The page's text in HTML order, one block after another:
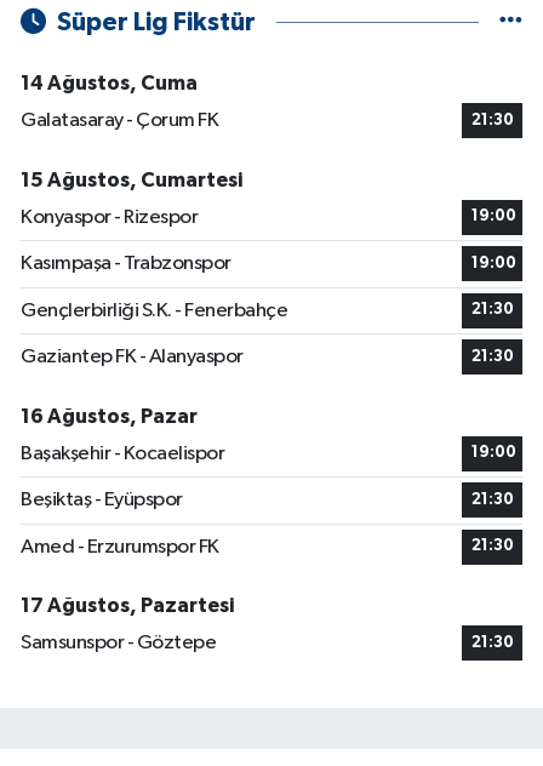
Süper Lig Fikstür
14 Ağustos, Cuma
Galatasaray - Çorum FK
21:30
15 Ağustos, Cumartesi
Konyaspor - Rizespor
19:00
Kasımpaşa - Trabzonspor 19:00
Gençlerbirliği S.K. - Fenerbahçe 21:30
Gaziantep FK - Alanyaspor 21:30
16 Ağustos, Pazar
Başakşehir - Kocaelispor
19:00
Beşiktaş - Eyüpspor 21:30
Amed - Erzurumspor FK 21:30
17 Ağustos, Pazartesi
Samsunspor - Göztepe
21:30